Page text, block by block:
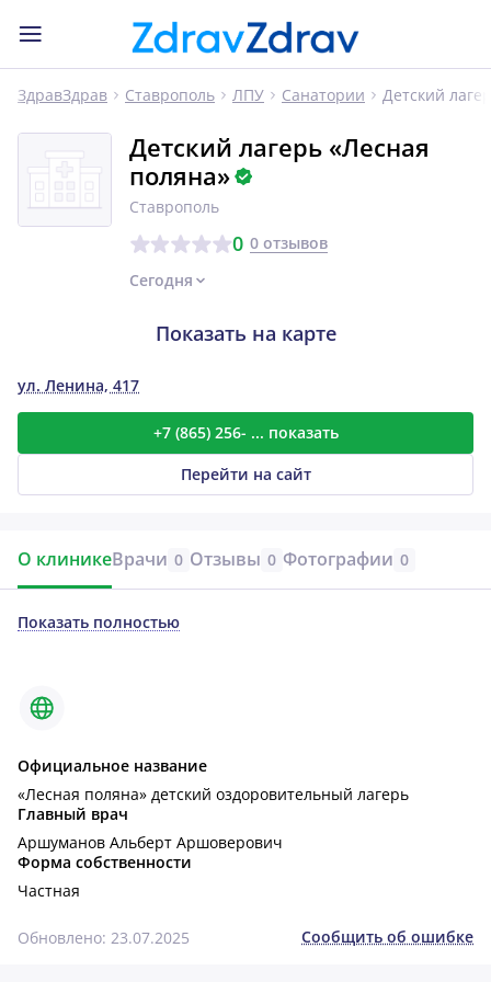
ЗдравЗдрав Ставрополь ЛПУ Санатории Детский
Детский лагерь «Лесная
поляна»
Ставрополь
0 0 отзывов
Сегодня
ул. Ленина, 417
+7 (865) 256- ... показать
Перейти на сайт
Показать на карте
О клиникеВрачи 0 Отзывы 0 Фотографии 0
Показать полностью
Официальное название
«Лесная поляна» детский оздоровительный лагерь
Главный врач
Аршуманов Альберт Аршоверович
Форма собственности
Частная
Обновлено: 23.07.2025 Сообщить об ошибке